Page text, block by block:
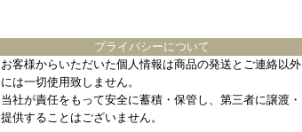
プライバシーについて
お客様からいただいた個人情報は商品の発送とご連絡以外
には一切使用致しません。
当社が責任をもって安全に蓄積・保管し、第三者に譲渡・
提供することはございません。